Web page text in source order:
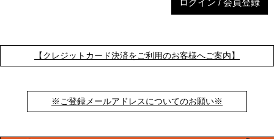
【クレジットカード決済をご利用のお客様へご案内】
※ご登録メールアドレスについてのお願い※